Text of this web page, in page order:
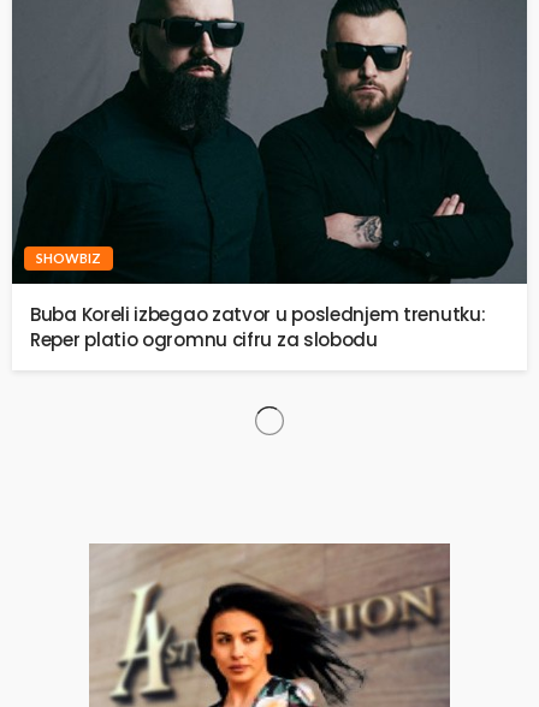
SHOWBIZ
Buba Koreli izbegao zatvor u poslednjem trenutku:
Reper platio ogromnu cifru za slobodu